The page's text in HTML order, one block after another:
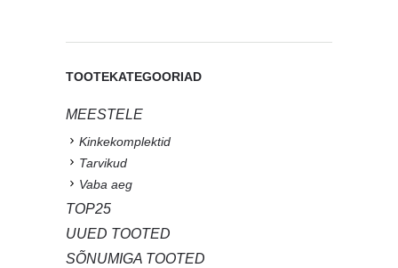
TOOTEKATEGOORIAD
MEESTELE
Kinkekomplektid
Tarvikud
Vaba aeg
TOP25
UUED TOOTED
SÕNUMIGA TOOTED